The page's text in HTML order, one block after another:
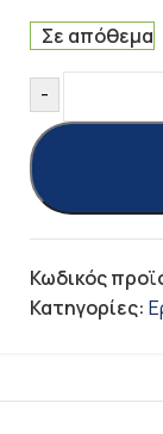
Σε απόθεμα
-
Κωδικός
Κατηγορίες: